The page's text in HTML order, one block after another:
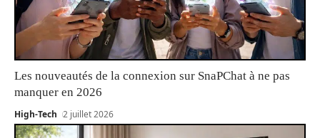
Les nouveautés de la connexion sur SnaPChat à ne pas
manquer en 2026
High-Tech 2 juillet 2026